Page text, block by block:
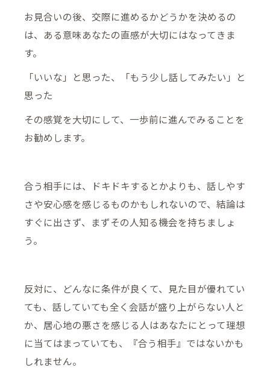
お見合いの後、交際に進めるかどうかを決めるの
は、ある意味あなたの直感が大切にはなってきま
す。
「いいな」と思った、「もう少し話してみたい」と
思った
その感覚を大切にして、一歩前に進んでみることを
お勧めします。
合う相手には、ドキドキするとかよりも、話しやす
さや安心感を感じるものかもしれないので、結論は
すぐに出さず、まずその人知る機会を持ちましょ
う。
反対に、どんなに条件が良くて、見た目が優れてい
ても、話していても全く会話が盛り上がらない人と
か、居心地の悪さを感じる人はあなたにとって理想
に当てはまっていても、『合う相手』ではないかも
しれません。